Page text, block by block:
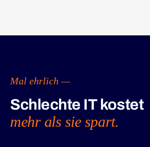
Mal ehrlich —
Schlechte IT kostet
mehr als sie spart.